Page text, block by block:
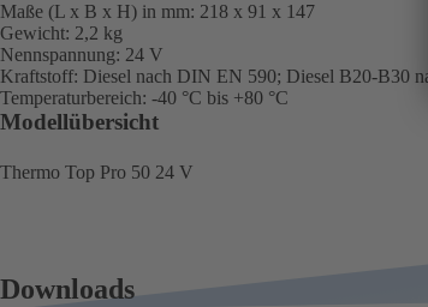
Maße (L x B x H) in mm: 218 x 91 x 147
Gewicht: 2,2 kg
Nennspannung: 24 V
Kraftstoff: Diesel nach DIN EN 590; Diesel B20-B30
Temperaturbereich: -40 °C bis +80 °C
Modellübersicht
Thermo Top Pro 50 24 V
Downloads